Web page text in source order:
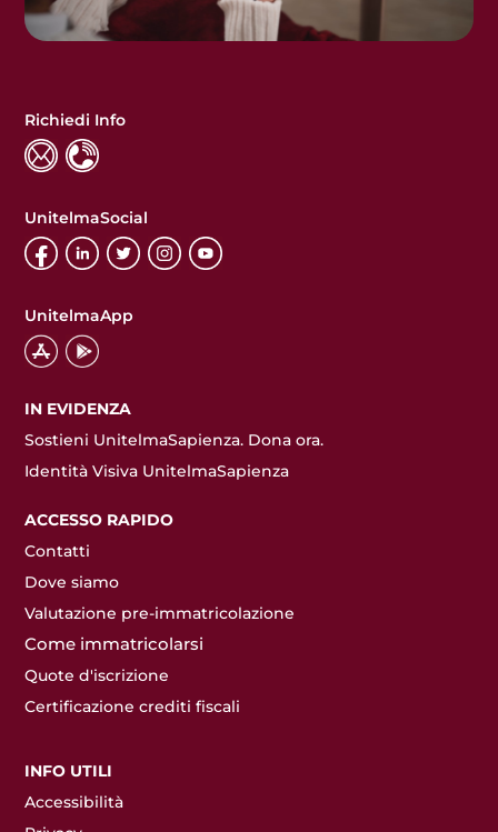
Richiedi Info
UnitelmaSocial
UnitelmaApp
IN EVIDENZA
Sostieni UnitelmaSapienza. Dona ora.
Identità Visiva UnitelmaSapienza
ACCESSO RAPIDO
Contatti
Dove siamo
Valutazione pre-immatricolazione
Come immatricolarsi
Quote d'iscrizione
Certificazione crediti fiscali
INFO UTILI
Accessibilità